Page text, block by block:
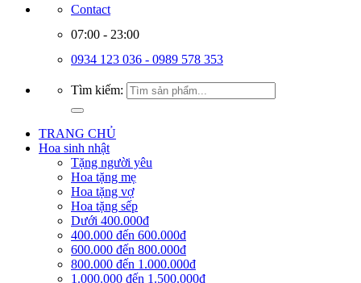
Contact
07:00 - 23:00
0934 123 036 - 0989 578 353
Tìm kiếm:
TRANG CHỦ
Hoa sinh nhật
Tặng người yêu
Hoa tặng mẹ
Hoa tặng vợ
Hoa tặng sếp
Dưới 400.000đ
400.000 đến 600.000đ
600.000 đến 800.000đ
800.000 đến 1.000.000đ
1.000.000 đến 1.500.000đ